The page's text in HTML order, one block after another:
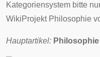
Kategoriensystem bitte
WikiProjekt Philosophie
Hauptartikel: Philosophie